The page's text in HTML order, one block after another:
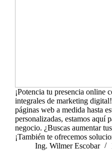
¡Potencia tu presencia online
integrales de marketing
páginas web a medida hasta
personalizadas, estamos aquí
negocio. ¿Buscas aumentar
¡También te ofrecemos
Ing. Wilmer Escobar